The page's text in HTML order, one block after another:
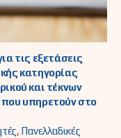
τις εξετάσεις
κατηγορίας
και τέκνων
υπηρετούν στο
, Πανελλαδικές